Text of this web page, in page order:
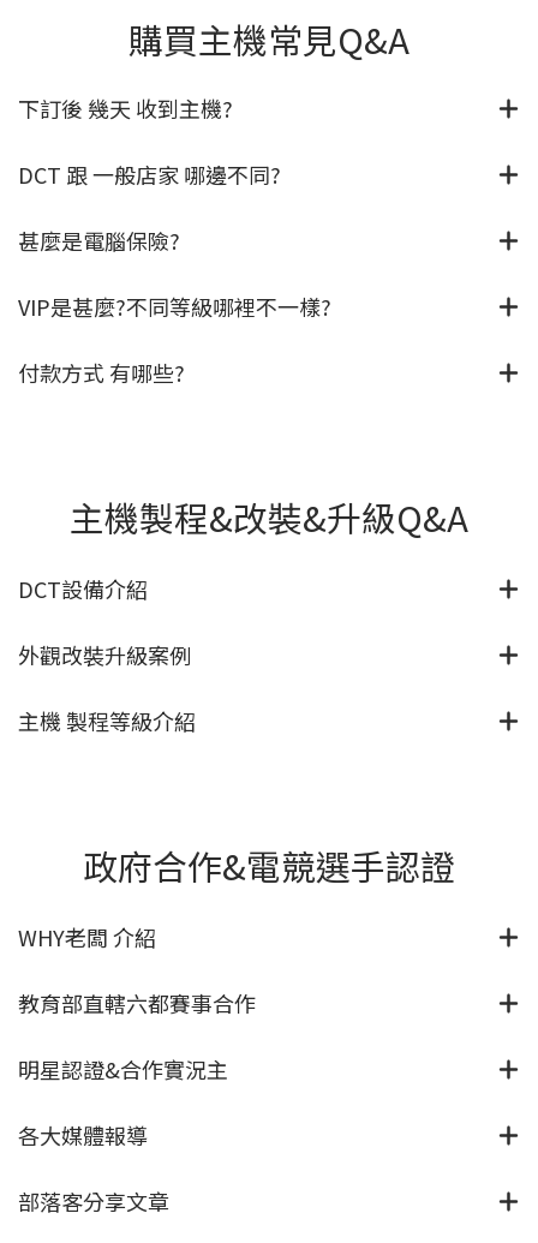
購買主機常見Q&A
下訂後 幾天 收到主機?
DCT 跟 一般店家 哪邊不同?
甚麼是電腦保險?
VIP是甚麼?不同等級哪裡不一樣?
付款方式 有哪些?
主機製程&改裝&升級Q&A
DCT設備介紹
外觀改裝升級案例
主機 製程等級介紹
政府合作&電競選手認證
WHY老闆 介紹
教育部直轄六都賽事合作
明星認證&合作實況主
各大媒體報導
部落客分享文章